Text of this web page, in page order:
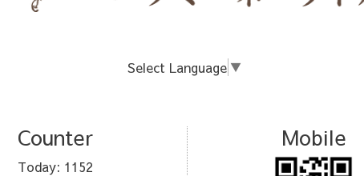
Select Language ▼
Counter
Today: 1152
Mobile